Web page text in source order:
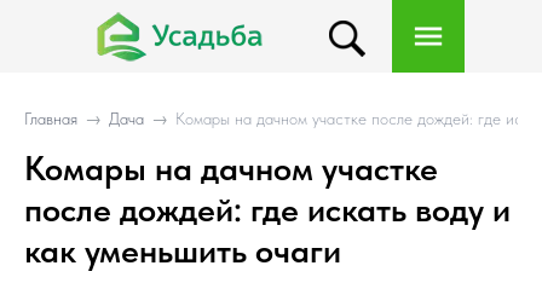
Главная → Дача → Комары на дачном участке после дождей: где
Комары на дачном участке
после дождей: где искать воду и
как уменьшить очаги